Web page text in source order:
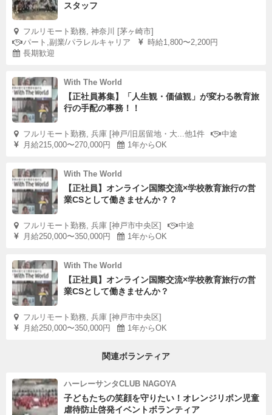
スタッフ
フルリモート勤務, 神奈川 [茅ヶ崎市]
パート,副業/パラレルキャリア
時給1,800〜2,200円
長期歓迎
With The World
【正社員募集】「人生観・価値観」が変わる教育旅
行の手配の事務！！
フルリモート勤務, 兵庫 [神戸/旧居留地・大...他1件
中途
月給215,000〜270,000円
1年からOK
With The World
【正社員】オンライン国際交流×学校教育旅行の営
業CSとして働きませんか？？
フルリモート勤務, 兵庫 [神戸市中央区]
中途
月給250,000〜350,000円
1年からOK
With The World
【正社員】オンライン国際交流×学校教育旅行の営
業CSとして働きませんか？
フルリモート勤務, 兵庫 [神戸市中央区]
月給250,000〜350,000円
1年からOK
関連ボランティア
ハーレーサンタCLUB NAGOYA
子どもたちの笑顔を守りたい！オレンジリボン児童
虐待防止啓発イベントボランティア